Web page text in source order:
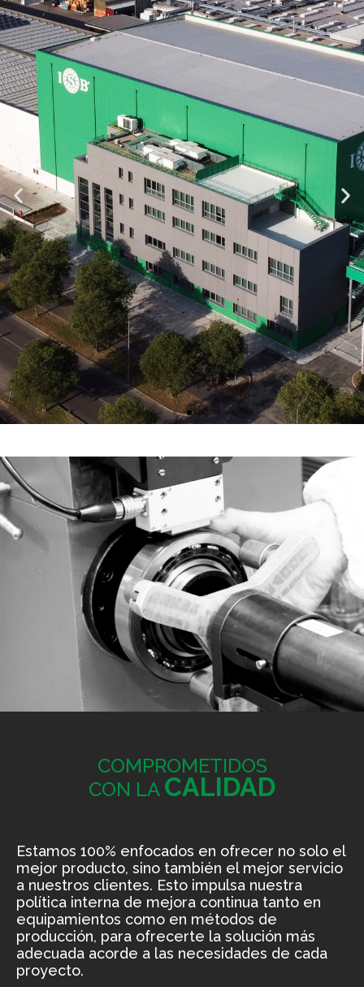
COMPROMETIDOS
CON LA CALIDAD
Estamos 100% enfocados en ofrecer no solo el
mejor producto, sino también el mejor servicio
a nuestros clientes. Esto impulsa nuestra
política interna de mejora continua tanto en
equipamientos como en métodos de
producción, para ofrecerte la solución más
adecuada acorde a las necesidades de cada
proyecto.